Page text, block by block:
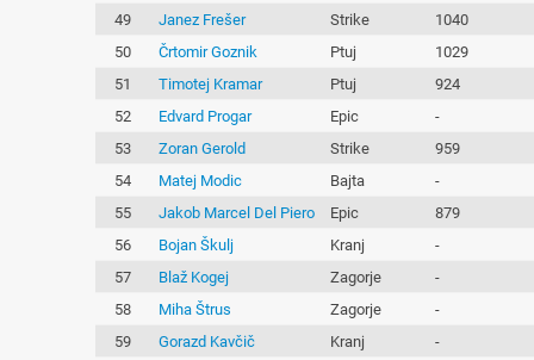
49
Janez Frešer Strike
1040
50
Črtomir Goznik Ptuj
1029
51
Timotej Kramar Ptuj
924
52
Edvard Progar Epic
-
53
Zoran Gerold Strike
959
54
Matej Modic Bajta
-
55
Jakob Marcel Del Piero Epic
879
56
Bojan Škulj Kranj
-
57
Blaž Kogej Zagorje
-
58
Miha Štrus Zagorje
-
59
Gorazd Kavčič Kranj
-